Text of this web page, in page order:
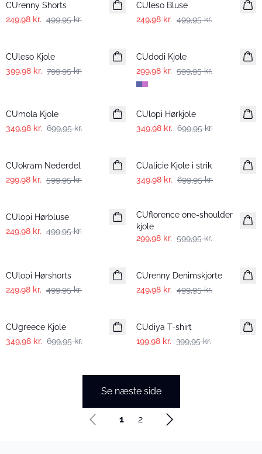
CUrenny Shorts
249,98 kr. 499,95 kr.
CUleso Bluse
249,98 kr. 499,95 kr.
CUleso Kjole
399,98 kr. 799,95 kr.
CUdodi Kjole
299,98 kr. 599,95 kr.
CUmola Kjole
349,98 kr. 699,95 kr.
-50%
CUlopi Hørkjole
349,98 kr. 699,95 kr.
CUokram Nederdel
299,98 kr. 599,95 kr.
CUalicie Kjole i strik
349,98 kr. 699,95 kr.
CUlopi Hørbluse
249,98 kr. 499,95 kr.
CUflorence one-shoulder
kjole
299,98 kr. 599,95 kr.
CUlopi Hørshorts
249,98 kr. 499,95 kr.
CUrenny Denimskjorte
249,98 kr. 499,95 kr.
CUgreece Kjole
349,98 kr. 699,95 kr.
CUdiya T-shirt
199,98 kr. 399,95 kr.
Se næste side
1 2